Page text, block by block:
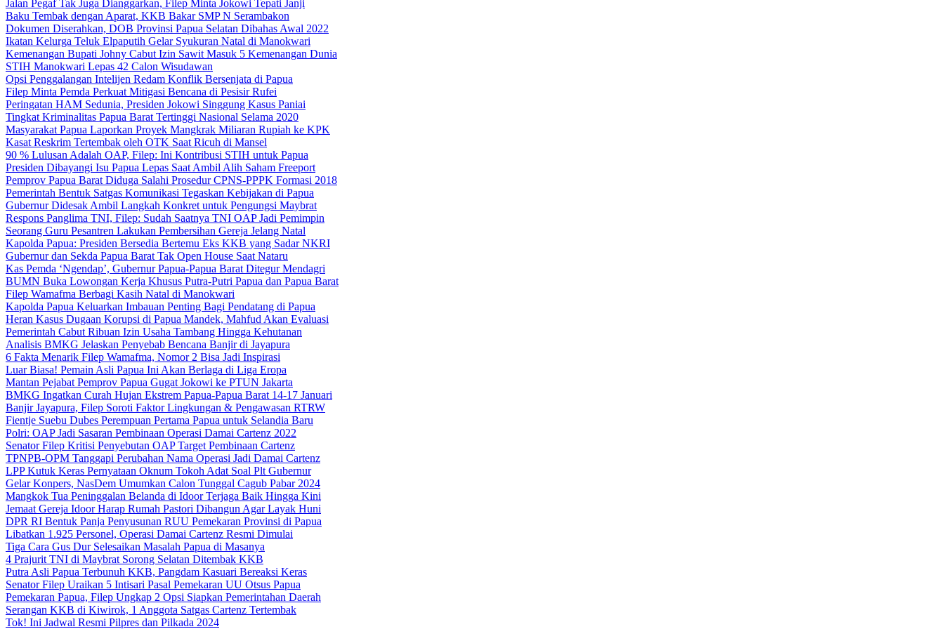
Jalan Pegaf Tak Juga Dianggarkan, Filep Minta Jokowi Tepati Janji
Baku Tembak dengan Aparat, KKB Bakar SMP N Serambakon
Dokumen Diserahkan, DOB Provinsi Papua Selatan Dibahas Awal 2022
Ikatan Kelurga Teluk Elpaputih Gelar Syukuran Natal di Manokwari
Kemenangan Bupati Johny Cabut Izin Sawit Masuk 5 Kemenangan Dunia
STIH Manokwari Lepas 42 Calon Wisudawan
Opsi Penggalangan Intelijen Redam Konflik Bersenjata di Papua
Filep Minta Pemda Perkuat Mitigasi Bencana di Pesisir Rufei
Peringatan HAM Sedunia, Presiden Jokowi Singgung Kasus Paniai
Tingkat Kriminalitas Papua Barat Tertinggi Nasional Selama 2020
Masyarakat Papua Laporkan Proyek Mangkrak Miliaran Rupiah ke KPK
Kasat Reskrim Tertembak oleh OTK Saat Ricuh di Mansel
90 % Lulusan Adalah OAP, Filep: Ini Kontribusi STIH untuk Papua
Presiden Dibayangi Isu Papua Lepas Saat Ambil Alih Saham Freeport
Pemprov Papua Barat Diduga Salahi Prosedur CPNS-PPPK Formasi 2018
Pemerintah Bentuk Satgas Komunikasi Tegaskan Kebijakan di Papua
Gubernur Didesak Ambil Langkah Konkret untuk Pengungsi Maybrat
Respons Panglima TNI, Filep: Sudah Saatnya TNI OAP Jadi Pemimpin
Seorang Guru Pesantren Lakukan Pembersihan Gereja Jelang Natal
Kapolda Papua: Presiden Bersedia Bertemu Eks KKB yang Sadar NKRI
Gubernur dan Sekda Papua Barat Tak Open House Saat Nataru
Kas Pemda ‘Ngendap’, Gubernur Papua-Papua Barat Ditegur Mendagri
BUMN Buka Lowongan Kerja Khusus Putra-Putri Papua dan Papua Barat
Filep Wamafma Berbagi Kasih Natal di Manokwari
Kapolda Papua Keluarkan Imbauan Penting Bagi Pendatang di Papua
Heran Kasus Dugaan Korupsi di Papua Mandek, Mahfud Akan Evaluasi
Pemerintah Cabut Ribuan Izin Usaha Tambang Hingga Kehutanan
Analisis BMKG Jelaskan Penyebab Bencana Banjir di Jayapura
6 Fakta Menarik Filep Wamafma, Nomor 2 Bisa Jadi Inspirasi
Luar Biasa! Pemain Asli Papua Ini Akan Berlaga di Liga Eropa
Mantan Pejabat Pemprov Papua Gugat Jokowi ke PTUN Jakarta
BMKG Ingatkan Curah Hujan Ekstrem Papua-Papua Barat 14-17 Januari
Banjir Jayapura, Filep Soroti Faktor Lingkungan & Pengawasan RTRW
Fientje Suebu Dubes Perempuan Pertama Papua untuk Selandia Baru
Polri: OAP Jadi Sasaran Pembinaan Operasi Damai Cartenz 2022
Senator Filep Kritisi Penyebutan OAP Target Pembinaan Cartenz
TPNPB-OPM Tanggapi Perubahan Nama Operasi Jadi Damai Cartenz
LPP Kutuk Keras Pernyataan Oknum Tokoh Adat Soal Plt Gubernur
Gelar Konpers, NasDem Umumkan Calon Tunggal Cagub Pabar 2024
Mangkok Tua Peninggalan Belanda di Idoor Terjaga Baik Hingga Kini
Jemaat Gereja Idoor Harap Rumah Pastori Dibangun Agar Layak Huni
DPR RI Bentuk Panja Penyusunan RUU Pemekaran Provinsi di Papua
Libatkan 1.925 Personel, Operasi Damai Cartenz Resmi Dimulai
Tiga Cara Gus Dur Selesaikan Masalah Papua di Masanya
4 Prajurit TNI di Maybrat Sorong Selatan Ditembak KKB
Putra Asli Papua Terbunuh KKB, Pangdam Kasuari Bereaksi Keras
Senator Filep Uraikan 5 Intisari Pasal Pemekaran UU Otsus Papua
Pemekaran Papua, Filep Ungkap 2 Opsi Siapkan Pemerintahan Daerah
Serangan KKB di Kiwirok, 1 Anggota Satgas Cartenz Tertembak
Tok! Ini Jadwal Resmi Pilpres dan Pilkada 2024